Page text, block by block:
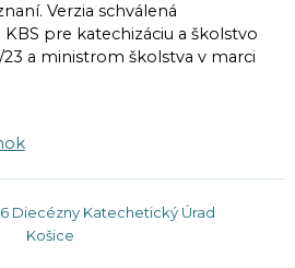
Verzia schválená
pre katechizáciu a školstvo
23 a ministrom školstva v marci
Diecézny Katechetický Úrad
Košice